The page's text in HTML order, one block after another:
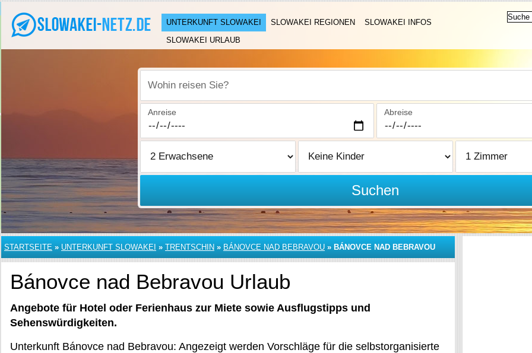
UNTERKUNFT SLOWAKEI SLOWAKEI REGIONEN
SLOWAKEI INFOS
SLOWAKEI URLAUB
Wohin reisen Sie?
Anreise Abreise
Suchen
STARTSEITE » UNTERKUNFT SLOWAKEI » TRENTSCHIN » BÁNOVCE NAD BEBRAVOU » BÁNOVCE NAD BEBRAVOU
Bánovce nad Bebravou Urlaub
Angebote für Hotel oder Ferienhaus zur Miete sowie Ausflugstipps und
Sehenswürdigkeiten.
Unterkunft Bánovce nad Bebravou: Angezeigt werden Vorschläge für die selbstorganisierte